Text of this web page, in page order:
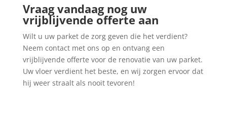
Vraag vandaag nog uw
vrijblijvende offerte aan
Wilt u uw parket de zorg geven die het verdient?
Neem contact met ons op en ontvang een
vrijblijvende offerte voor de renovatie van uw parket.
Uw vloer verdient het beste, en wij zorgen ervoor dat
hij weer straalt als nooit tevoren!